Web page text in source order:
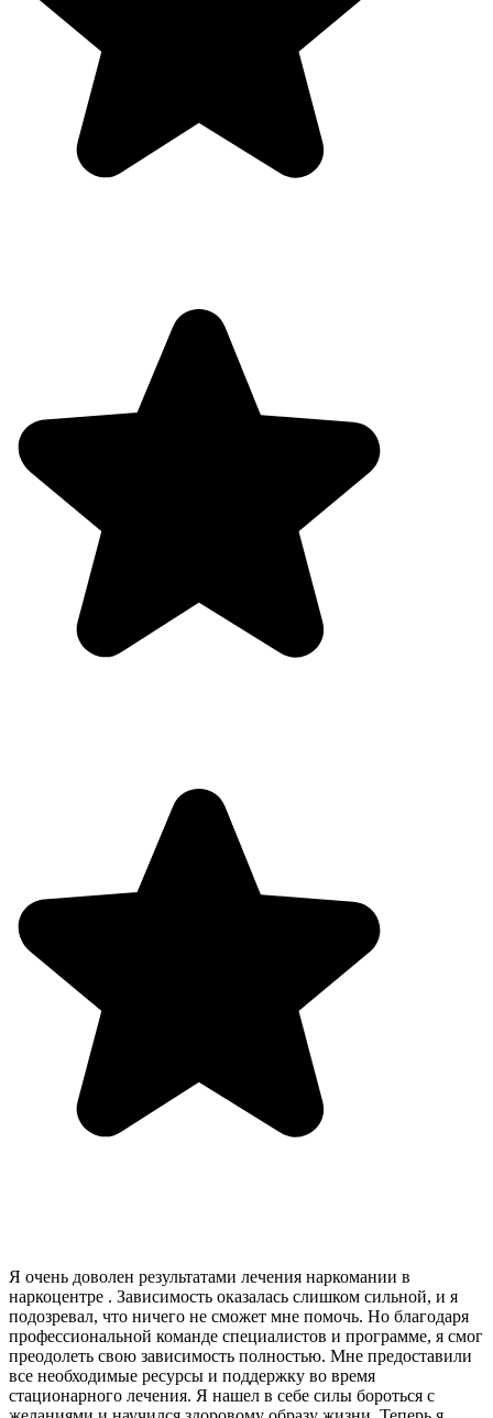
Я очень доволен результатами лечения наркомании в
наркоцентре . Зависимость оказалась слишком сильной, и я
подозревал, что ничего не сможет мне помочь. Но благодаря
профессиональной команде специалистов и программе, я смог
преодолеть свою зависимость полностью. Мне предоставили
все необходимые ресурсы и поддержку во время
стационарного лечения. Я нашел в себе силы бороться с